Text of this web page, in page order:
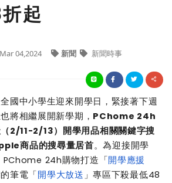
起
Mar 04,2024 新聞 新聞時事
國中小學生迎來開學日，緊接著下週
將相繼展開新學期， PChome 24h
2/11-2/13）開學用品相關關鍵字搜
商品的搜尋量居首。為迎接開學
24h購物打造「開學應援
筆電「開學大放送 」專區下殺最低48